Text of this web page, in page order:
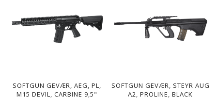
SOFTGUN GEVÆR, AEG, PL,
M15 DEVIL, CARBINE 9,5"
SOFTGUN GEVÆR, STEYR AUG
A2, PROLINE, BLACK